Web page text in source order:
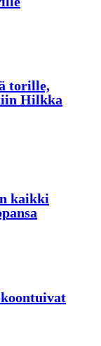
torille,
Hilkka
kaikki